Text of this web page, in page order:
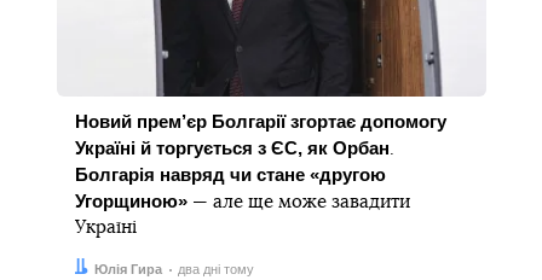
Новий прем’єр Болгарії згортає допомогу
Україні й торгується з ЄС, як Орбан
Болгарія навряд чи стане «другою
Угорщиною» — але ще може завадити
Україні
Автор:
Юлія Гира
Дата: два дні тому